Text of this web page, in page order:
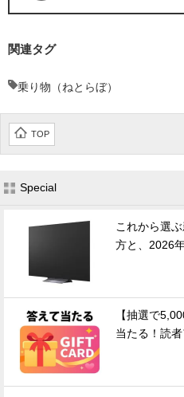
関連タグ
乗り物（ねとらぼ）
TOP
Special
これから選
方と、2026
【抽選で
当たる！読